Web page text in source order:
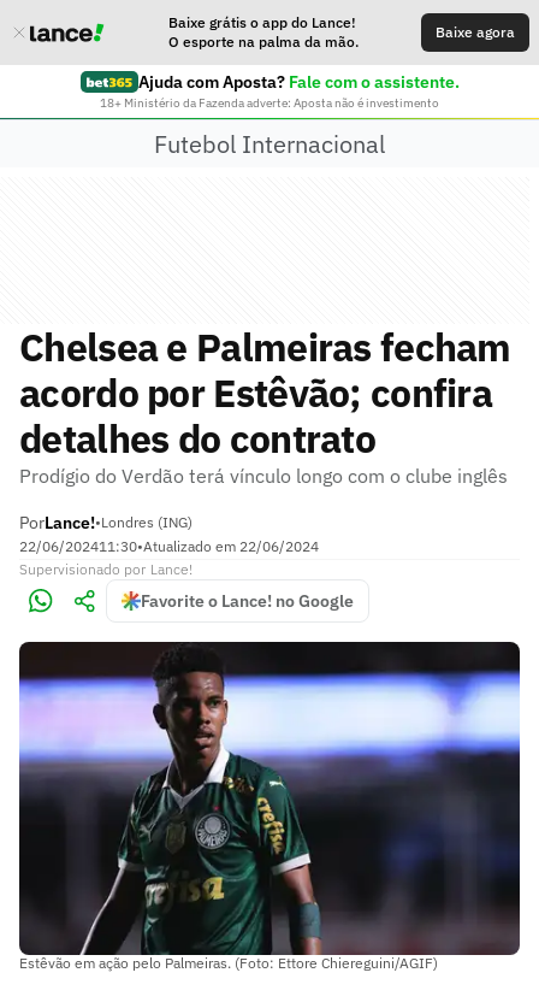
Baixe grátis o app do Lance!
O esporte na palma da mão.
Baixe agora
Ajuda com Aposta? Fale com o assistente.
18+ Ministério da Fazenda adverte: Aposta não é investimento
Futebol Internacional
Chelsea e Palmeiras fecham
acordo por Estêvão; confira
detalhes do contrato
Prodígio do Verdão terá vínculo longo com o clube inglês
PorLance!•Londres (ING)
22/06/202411:30•Atualizado em 22/06/2024
Supervisionado por Lance!
Favorite o Lance! no Google
Estêvão em ação pelo Palmeiras. (Foto: Ettore Chiereguini/AGIF)